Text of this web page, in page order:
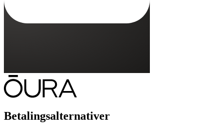
Betalingsalternativer